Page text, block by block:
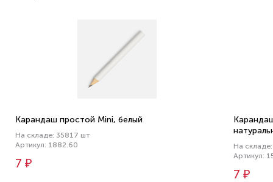
Карандаш простой Mini, белый
На складе: 35817 шт
Артикул: 1882.60
7 ₽
На
Артикул:
7 ₽